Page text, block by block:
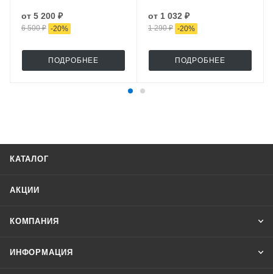
от 5 200 ₽
6 500 ₽ -20%
ПОДРОБНЕЕ
от 1 032 ₽
1 290 ₽ -20%
ПОДРОБНЕЕ
КАТАЛОГ
АКЦИИ
КОМПАНИЯ
ИНФОРМАЦИЯ